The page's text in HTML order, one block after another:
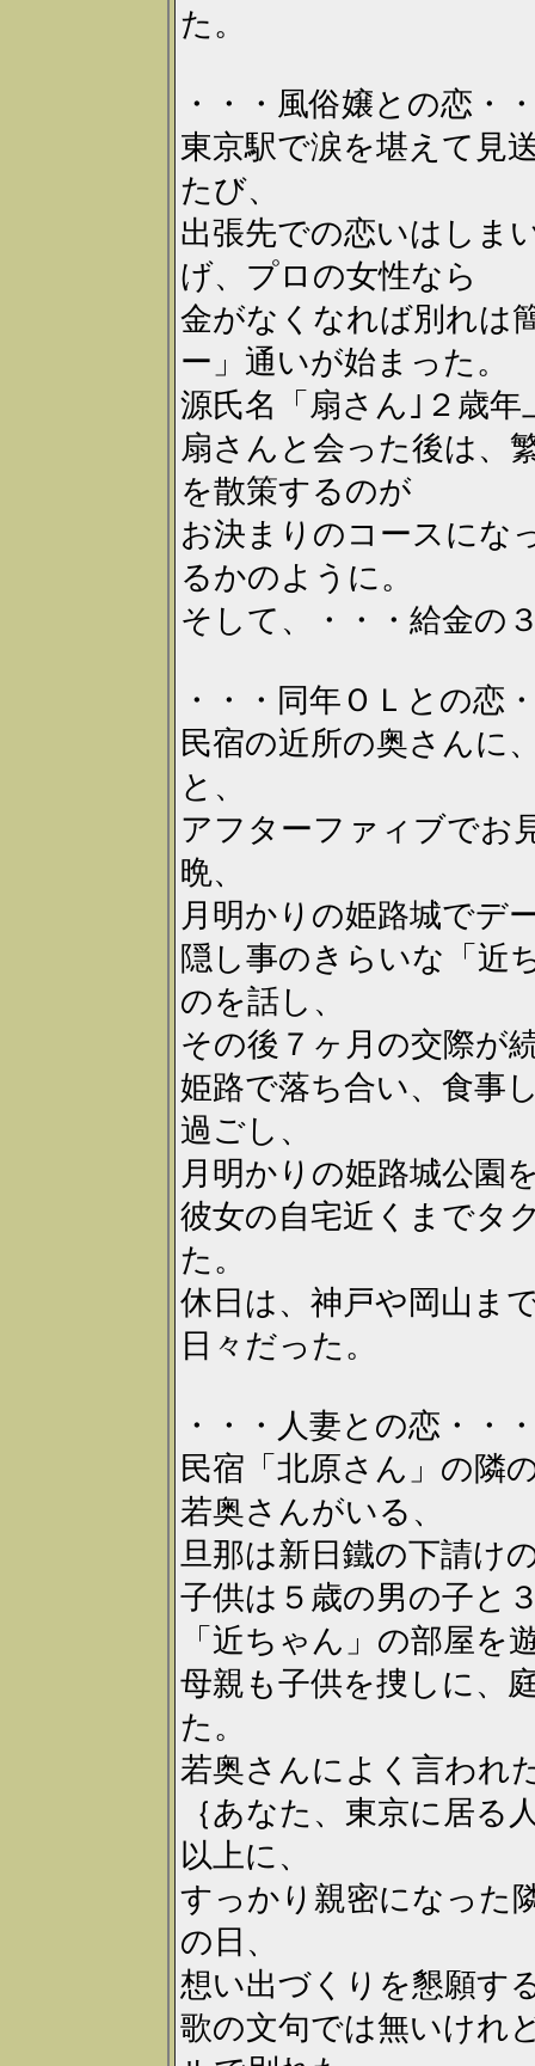
た。
・・・風俗嬢との恋・
東京駅で涙を堪えて見
たび、
出張先での恋いはしま
げ、プロの女性なら
金がなくなれば別れは
ー」通いが始まった。
源氏名「扇さん｣２歳
扇さんと会った後は、
を散策するのが
お決まりのコースにな
るかのように。
そして、・・・給金の
・・・同年ＯＬとの恋
民宿の近所の奥さんに
と、
アフターファィブでお
晩、
月明かりの姫路城でデ
隠し事のきらいな「近
のを話し、
その後７ヶ月の交際が
姫路で落ち合い、食事
過ごし、
月明かりの姫路城公園
彼女の自宅近くまでタ
た。
休日は、神戸や岡山ま
日々だった。
・・・人妻との恋・・
民宿「北原さん」の隣
若奥さんがいる、
旦那は新日鐵の下請け
子供は５歳の男の子と
「近ちゃん」の部屋を
母親も子供を捜しに、
た。
若奥さんによく言われ
｛あなた、東京に居る
以上に、
すっかり親密になった
の日、
想い出づくりを懇願す
歌の文句では無いけれ